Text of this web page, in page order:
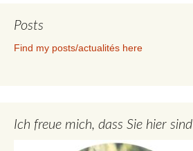
Posts
Find my posts/actualités here
Ich freue mich, dass Sie hier sind